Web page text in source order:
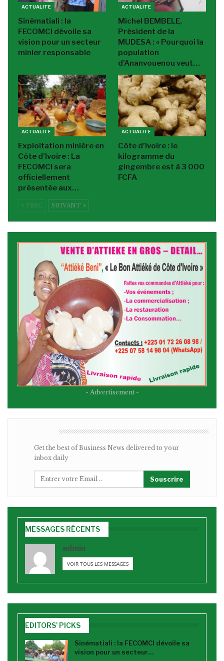
ACTUALITE
Sinématiali : la
FECOMCI dévoile sa
vision pour un secteur
minier responsable
ACTUALITE
Michel BEMBELE,
Président de la
MUDESA : « Pourquoi la
population
d’Ananvouenou veut…
ACTUALITE
Exploitation minière en
Côte d’Ivoire : La
FECOMCI sera
officiellement
présentée aux…
ACTUALITE
Côte d’Ivoire : le
kilogramme du
gingembre est à 3 000
FCFA
PREC SUIVANT
- Advertisement -
Get the best of Business News delivered to your
inbox daily
Souscrire
MESSAGES RÉCENTS
admin
VOIR TOUS LES MESSAGES
EDITORS' PICKS
Sinématiali : la FECOMCI dévoile sa
vision pour un secteur…